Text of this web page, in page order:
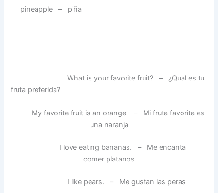
pineapple – piña
What is your favorite fruit? – ¿Qual es tu
fruta preferida?
My favorite fruit is an orange. – Mi fruta favorita es
una naranja
I love eating bananas. – Me encanta
comer platanos
I like pears. – Me gustan las peras